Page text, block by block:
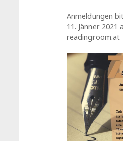
Anmeldungen
11. Jänner
readingroom.at